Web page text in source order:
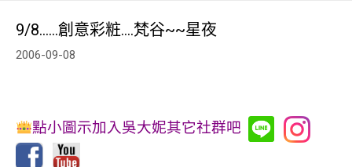
9/8……創意彩粧….梵谷~~星夜
2006-09-08
點小圖示加入吳大妮其它社群吧